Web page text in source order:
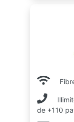
de +110